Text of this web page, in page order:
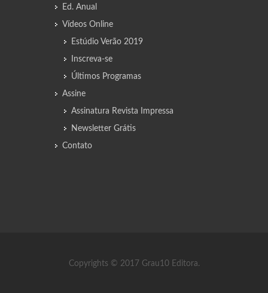
Ed. Anual
Vídeos Online
Estúdio Verão 2019
Inscreva-se
Últimos Programas
Assine
Assinatura Revista Impressa
Newsletter Grátis
Contato
Copyrights © 2017 Grau10 Editora.